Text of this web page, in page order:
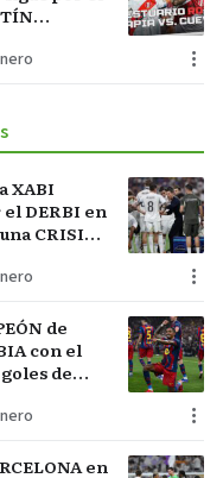
de
XABI
DERBI en
CRISIS
de
con el
de
en